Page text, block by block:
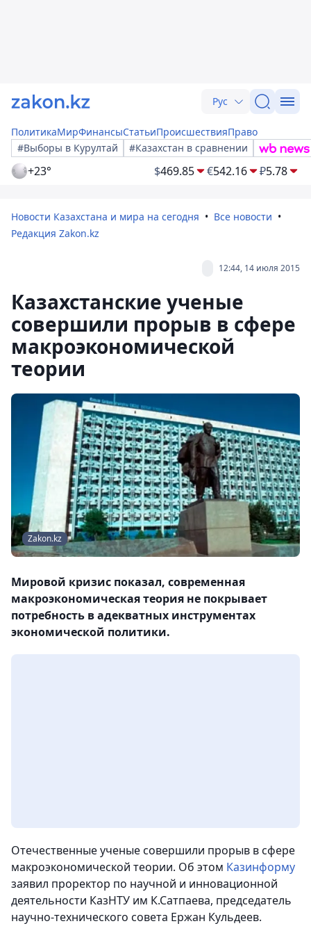
Рус
ПолитикаМирФинансыСтатьиПроисшествияПраво
#Выборы в Курултай
#Казахстан в сравнении
+23° $469.85 €542.16 ₽5.78
Новости Казахстана и мира на сегодня
Все новости
Редакция Zakon.kz
12:44, 14 июля 2015
Казахстанские ученые
совершили прорыв в сфере
макроэкономической
теории
Zakon.kz
Мировой кризис показал, современная
макроэкономическая теория не покрывает
потребность в адекватных инструментах
экономической политики.
Отечественные ученые совершили прорыв в сфере
макроэкономической теории. Об этом Казинформу
заявил проректор по научной и инновационной
деятельности КазНТУ им К.Сатпаева, председатель
научно-технического совета Ержан Кульдеев.